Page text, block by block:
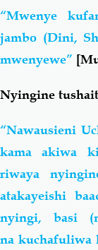
“Mwenye
jambo (Dini,
mwenyewe”
Nyingine
“Nawausieni
kama akiwa
riwaya
atakayeishi
nyingi, basi
na kuchafuliwa